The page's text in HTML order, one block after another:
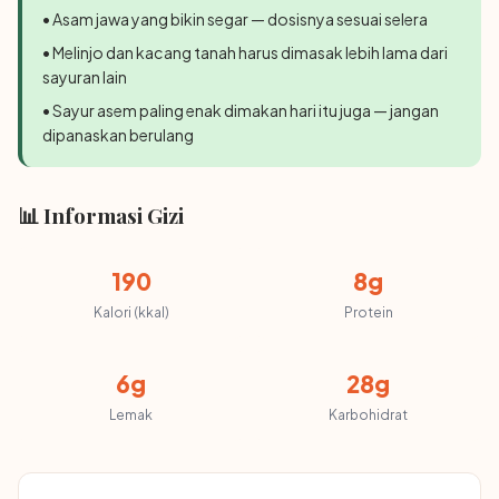
• Asam jawa yang bikin segar — dosisnya sesuai selera
• Melinjo dan kacang tanah harus dimasak lebih lama dari
sayuran lain
• Sayur asem paling enak dimakan hari itu juga — jangan
dipanaskan berulang
📊 Informasi Gizi
190
Kalori (kkal)
8g
Protein
6g
Lemak
28g
Karbohidrat